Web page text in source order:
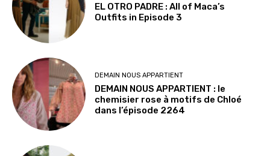
EL OTRO PADRE : All of Maca’s
Outfits in Episode 3
DEMAIN NOUS APPARTIENT
DEMAIN NOUS APPARTIENT : le
chemisier rose à motifs de Chloé
dans l’épisode 2264